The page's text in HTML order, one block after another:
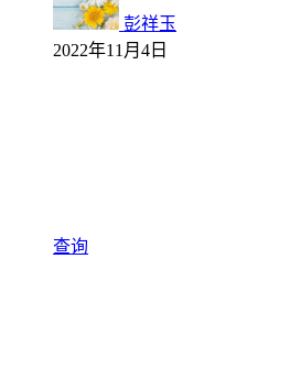
彭祥玉
2022年11月4日
查询